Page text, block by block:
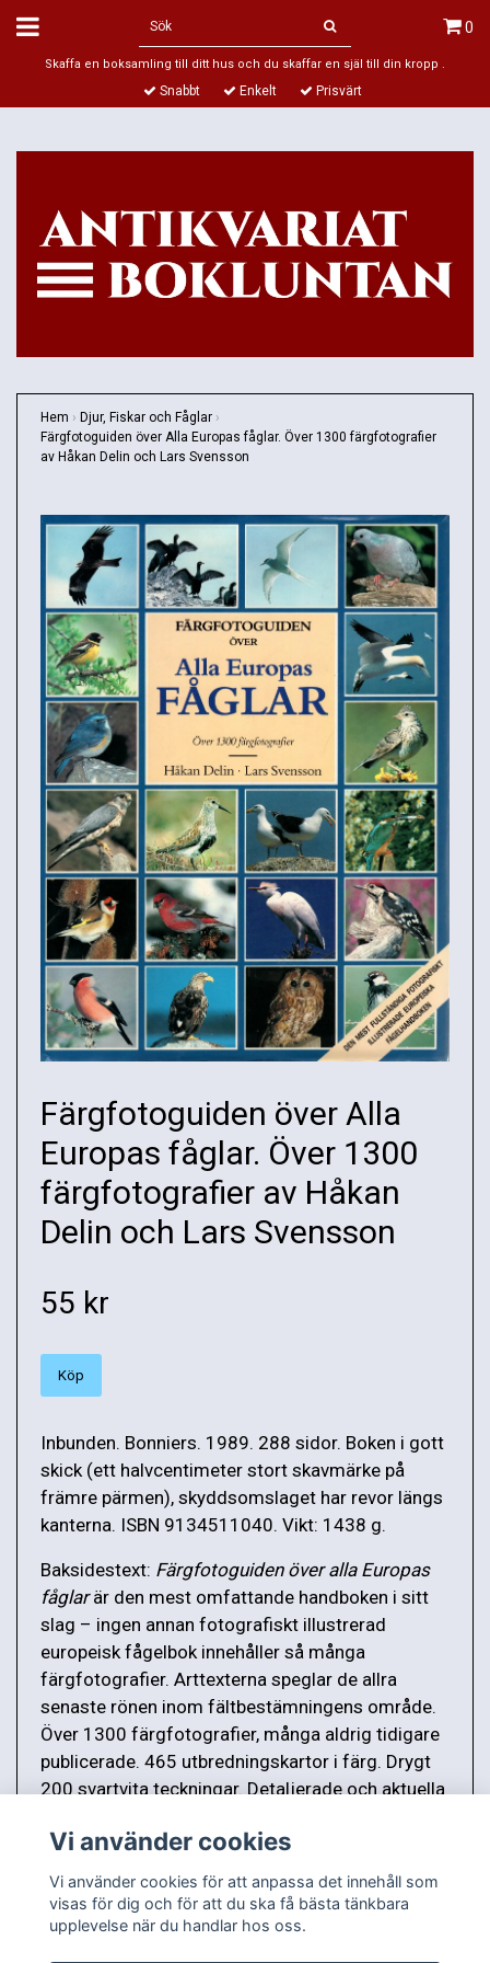
0
Skaffa en boksamling till ditt hus och du skaffar en själ till din kropp .
Snabbt Enkelt Prisvärt
Hem › Djur, Fiskar och Fåglar ›
Färgfotoguiden över Alla Europas fåglar. Över 1300 färgfotografier
av Håkan Delin och Lars Svensson
Färgfotoguiden över Alla
Europas fåglar. Över 1300
färgfotografier av Håkan
Delin och Lars Svensson
55 kr
Köp
Inbunden. Bonniers. 1989. 288 sidor. Boken i gott
skick (ett halvcentimeter stort skavmärke på
främre pärmen), skyddsomslaget har revor längs
kanterna. ISBN 9134511040. Vikt: 1438 g.
Baksidestext: Färgfotoguiden över alla Europas
fåglarär den mest omfattande handboken i sitt
slag – ingen annan fotografiskt illustrerad
europeisk fågelbok innehåller så många
färgfotografier. Arttexterna speglar de allra
senaste rönen inom fältbestämningens område.
Över 1300 färgfotografier, många aldrig tidigare
publicerade. 465 utbredningskartor i färg. Drygt
200 svartvita teckningar. Detaljerade och aktuella
Vi använder cookies
Vi använder cookies för att anpassa det innehåll som
visas för dig och för att du ska få bästa tänkbara
upplevelse när du handlar hos oss.